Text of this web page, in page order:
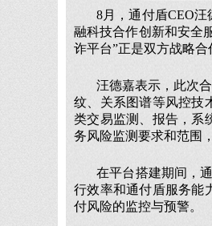
8月，通付盾CEO
融科技合作创新和安全
诈平台”正是双方战略合
汪德嘉表示，此次
纹、关系图谱等风控技
类交易监测、报告，系
务风险监测要求和范围
在平台搭建期间，
行效率和通付盾服务能
付风险的监控与预警。